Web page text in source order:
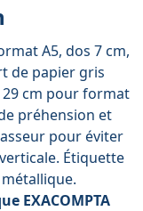
A5, dos 7 cm,
de papier gris
29 cm pour format
préhension et
pour éviter
Étiquette
EXACOMPTA